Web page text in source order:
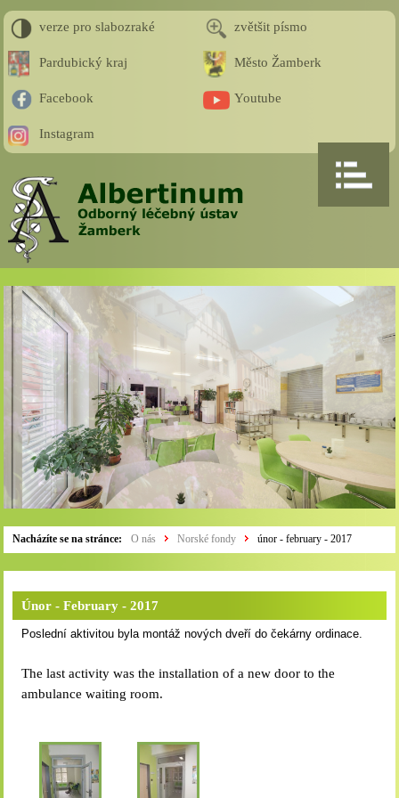
verze pro slabozraké zvětšit písmo
Pardubický kraj Město Žamberk
Facebook Youtube
Instagram
Nacházíte se na stránce: O nás Norské fondy únor - february - 2017
Únor - February - 2017
Poslední aktivitou byla montáž nových dveří do čekárny ordinace.
The last activity was the installation of a new door to the
ambulance waiting room.